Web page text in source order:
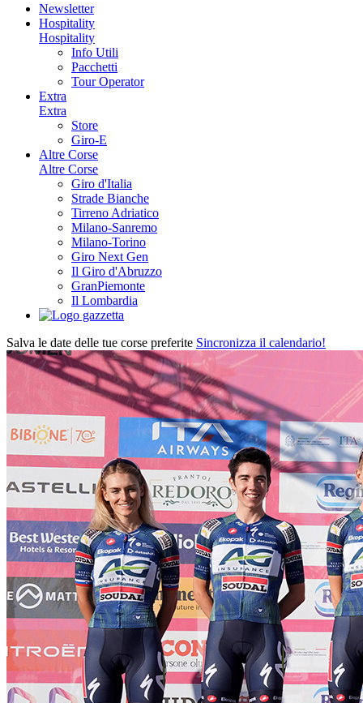
Newsletter
Hospitality
Hospitality
Info Utili
Pacchetti
Tour Operator
Extra
Extra
Store
Giro-E
Altre Corse
Altre Corse
Giro d'Italia
Strade Bianche
Tirreno Adriatico
Milano-Sanremo
Milano-Torino
Giro Next Gen
Il Giro d'Abruzzo
GranPiemonte
Il Lombardia
Salva le date delle tue corse preferite Sincronizza il calendario!